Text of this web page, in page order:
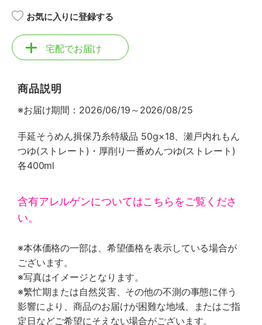
お気に入りに登録する
宅配でお届け
商品説明
※お届け期間：2026/06/19～2026/08/25
手延そうめん揖保乃糸特級品 50g×18、瀬戸内れもん
つゆ(ストレート)・厚削り一番めんつゆ(ストレート)
各400ml
含有アレルゲンについてはこちらをご覧くださ
い。
※本体価格の一部は、希望価格を表示している場合が
ございます。
※写真はイメージとなります。
※繁忙期または自然災害、その他の不測の事態に伴う
影響により、商品のお届けが困難な地域、またはご指
定日などご希望にそえない場合がございます。